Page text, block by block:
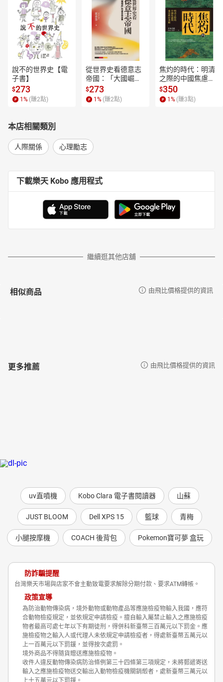
說不的世界史【電
子書】
$273
1 % (賺2點)
從世界史看德意志
帝國：「大國崛
起」的迷思與真實
【電子書】
$273
1 % (賺2點)
焦灼的時代：明清
之際的中國焦慮與
東亞秩序重組【電
子書】
$350
1 % (賺3點)
本店相關類別
人際關係 心理勵志
下載樂天 Kobo 應用程式
繼續逛其他店舖
相似商品 由飛比價格提供的資訊
更多推薦 由飛比價格提供的資訊
uv直噴機 Kobo Clara 電子書閱讀器 山蘇
JUST BLOOM Dell XPS 15 籃球 青梅
小腿按摩機 COACH 後背包 Pokemon寶可夢 盒玩
防詐騙提醒
台灣樂天市場與店家不會主動致電要求解除分期付款、要求ATM轉帳。
政策宣導
為防治動物傳染病，境外動物或動物產品等應施檢疫物輸入我國，應符
合動物檢疫規定，並依規定申請檢疫。擅自輸入屬禁止輸入之應施檢疫
物者最高可處七年以下有期徒刑，得併科新臺幣三百萬元以下罰金。應
施檢疫物之輸入人或代理人未依規定申請檢疫者，得處新臺幣五萬元以
上一百萬元以下罰鍰，並得按次處罰。
境外商品不得隨貨贈送應施檢疫物。
收件人違反動物傳染病防治條例第三十四條第三項規定，未將郵遞寄送
輸入之應施檢疫物送交輸出入動物檢疫機關銷燬者，處新臺幣三萬元以
上十五萬元以下罰鍰。